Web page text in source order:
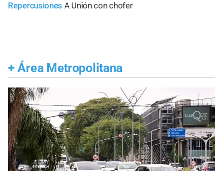
Repercusiones A Unión con chofer
+ Área Metropolitana